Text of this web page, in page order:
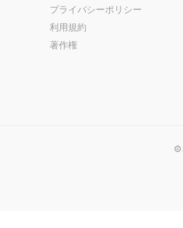
プライバシーポリシー
利用規約
著作権